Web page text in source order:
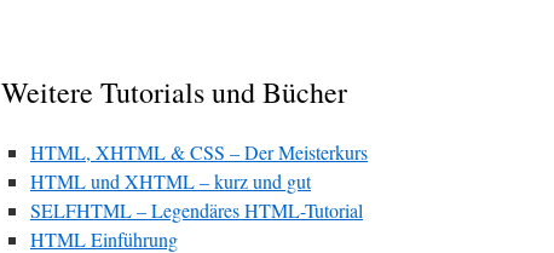
Weitere Tutorials und Bücher
HTML, XHTML & CSS – Der Meisterkurs
HTML und XHTML – kurz und gut
SELFHTML – Legendäres HTML-Tutorial
HTML Einführung